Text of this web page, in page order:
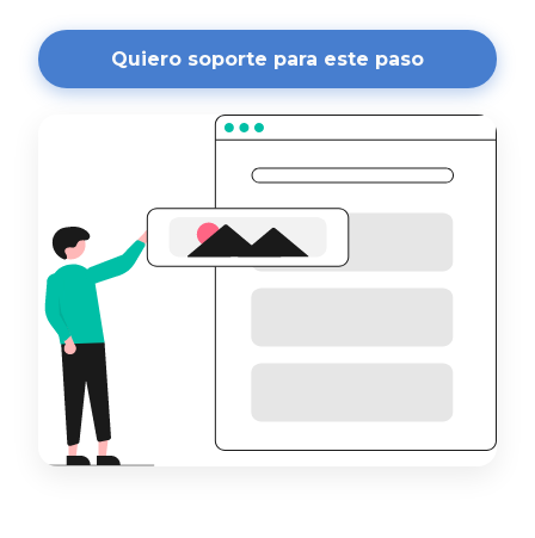
Quiero soporte para este paso